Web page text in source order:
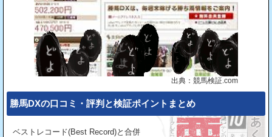
出典：競馬検証.com
勝馬DXの⼝コミ・評判と検証ポイントまとめ
ベストレコード(Best Record)と合併